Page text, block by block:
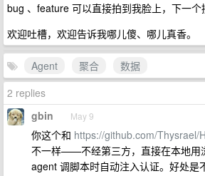
bug 、feature 可以直接拍到我脸上，下一个
欢迎吐槽，欢迎告诉我哪儿傻、哪儿真香。
Agent 聚合
数据
2 replies
gbin May 9
你这个和 https://github.com/Thysrael/
不一样——不经第三方，直接在本地用
agent 调脚本时自动注入认证。好处是